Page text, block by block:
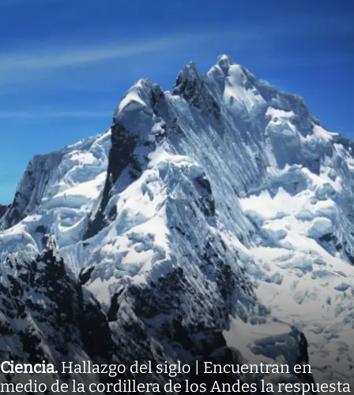
Ciencia.Hallazgo del siglo | Encuentran en
medio de la cordillera de los Andes la respuesta